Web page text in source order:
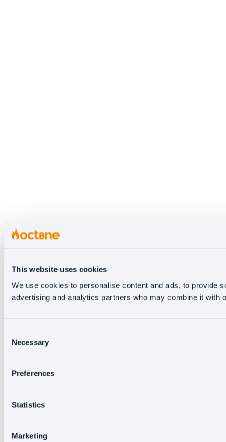
This website uses cookies
We use cookies to personalise content and ads, to provide
advertising and analytics partners who may combine it with
Selection
Necessary
Preferences
Statistics
Marketing